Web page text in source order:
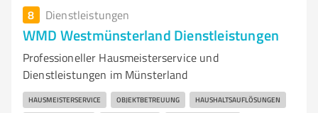
8 Dienstleistungen
WMD Westmünsterland Dienstleistungen
Professioneller Hausmeisterservice und
Dienstleistungen im Münsterland
HAUSMEISTERSERVICE OBJEKTBETREUUNG HAUSHALTSAUFLÖSUNGEN